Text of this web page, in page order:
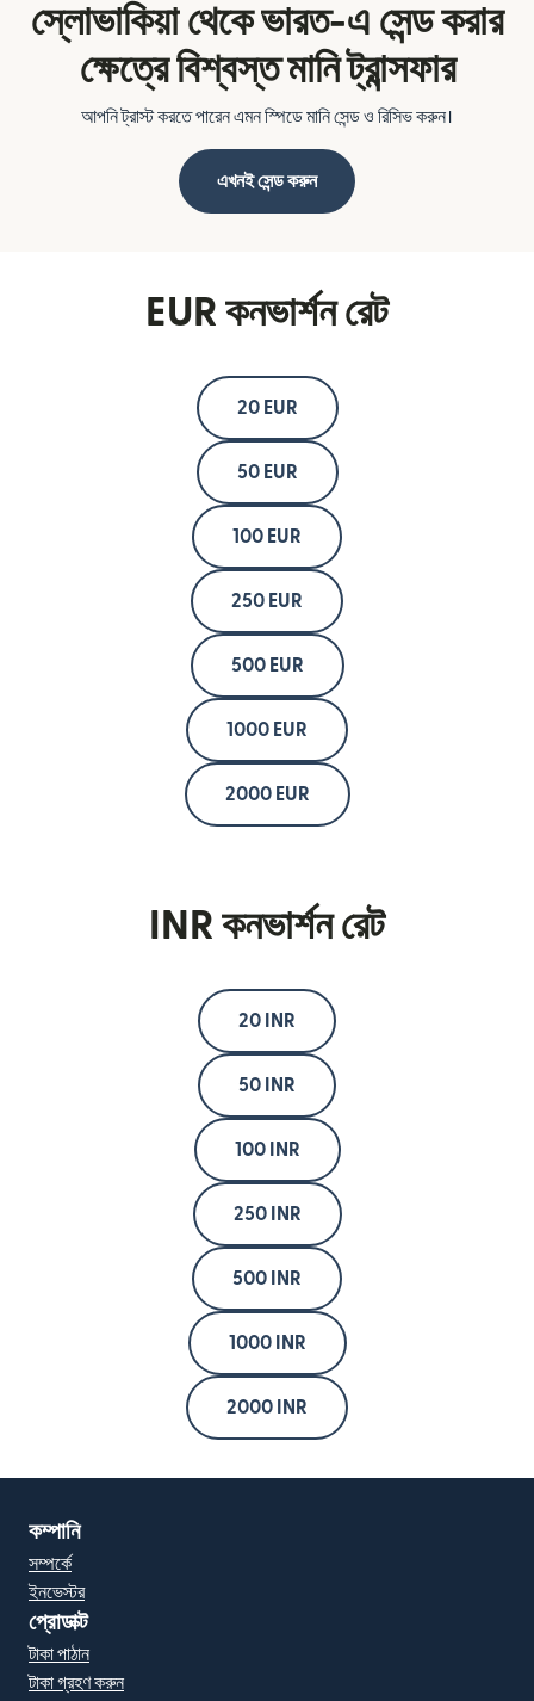
স্লোভাকিয়া থেকে ভারত-এ সেন্ড করার
ক্ষেত্রে বিশ্বস্ত মানি ট্রান্সফার
আপনি ট্রাস্ট করতে পারেন এমন স্পিডে মানি সেন্ড ও রিসিভ করুন।
এখনই সেন্ড করুন
EUR কনভার্শন রেট
20 EUR
50 EUR
100 EUR
250 EUR
500 EUR
1000 EUR
2000 EUR
INR কনভার্শন রেট
20 INR
50 INR
100 INR
250 INR
500 INR
1000 INR
2000 INR
কম্পানি
সম্পর্কে
ইনভেস্টর
প্রোডাক্ট
টাকা পাঠান
টাকা গ্রহণ করুন